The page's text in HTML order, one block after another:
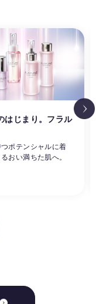
はじまり。フラル
つポテンシャルに着
おい満ちた肌へ。